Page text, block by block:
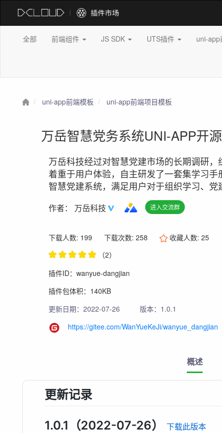
全部 前端组件 JS SDK UTS插件 uni-
uni-app前端模板 uni-app前端项目模板
万岳智慧党务系统UNI-APP开
万岳科技经过对智慧党建市场的长期调研
着重于用户体验，自主研发了一套集学习
智慧党建系统，满足用户对于组织学习、党
作者： 万岳科技 进入交流群
下载人数: 199 下载次数: 258 收藏人数:25
（2）
插件ID：wanyue-dangjian
插件包体积：140KB
更新日期：2022-07-26
版本：1.0.1
https://gitee.com/WanYueKeJi/wanyue_dangjian
概述
更新记录
1.0.1（2022-07-26） 下载此版本